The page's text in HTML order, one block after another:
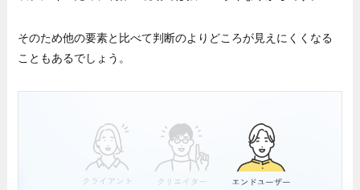
そのため他の要素と比べて判断のよりどころが見えにくくなる
こともあるでしょう。